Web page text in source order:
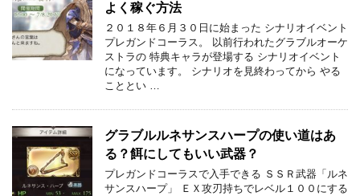
よく稼ぐ方法
２０１８年６月３０日に始まった シナリオイベント
プレガンドコーラス。 以前行われたグラブルオーケ
ストラの 特典キャラが登場する シナリオイベント
になっています。 シナリオを見終わってから やる
こととい …
グラブルルネサンスハープの使い道はあ
る？餌にしてもいい武器？
プレガンドコーラスで入手できる ＳＳＲ武器「ルネ
サンスハープ」 ＥＸ攻刃持ちでレベル１００にする